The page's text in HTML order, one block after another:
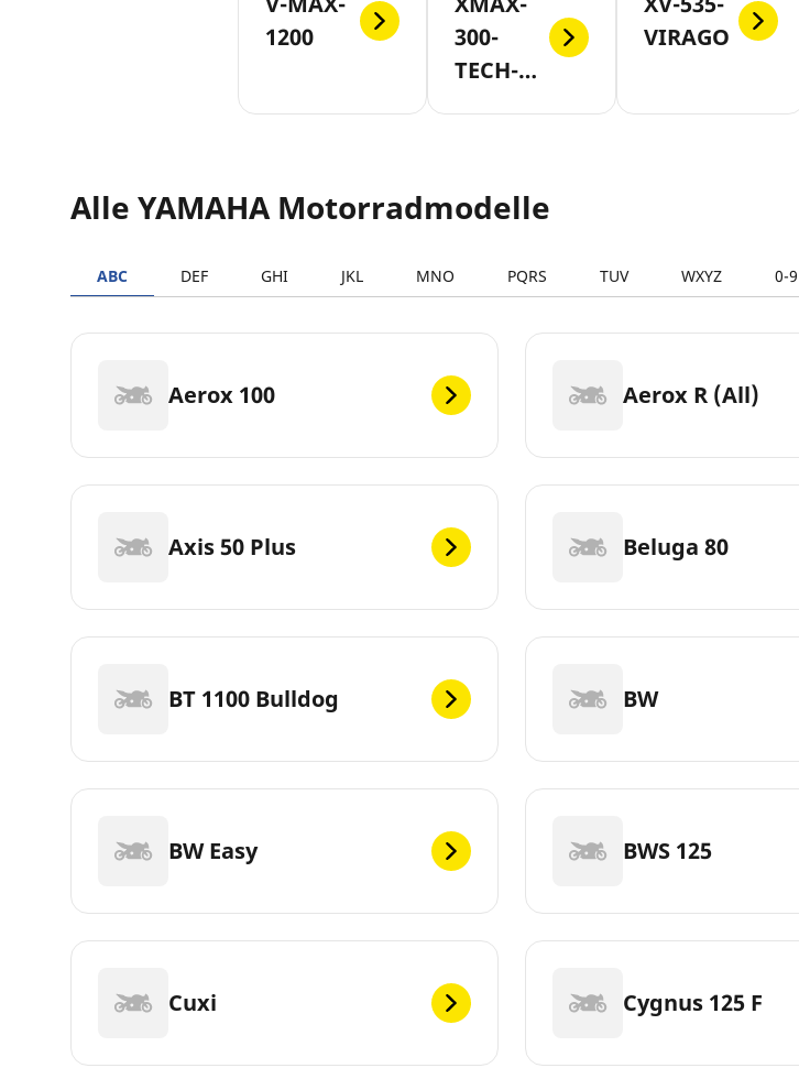
1200
300-
TECH-
VIRAGO
Alle YAMAHA Motorradmodelle
ABC DEF GHI JKL MNO PQRS TUV WXYZ 0-9
Aerox 100 Aerox R (All)
Axis 50 Plus Beluga 80
BT 1100 Bulldog BW
BW Easy BWS 125
Cuxi Cygnus 125 F